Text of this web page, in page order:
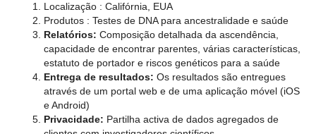
Localização : Califórnia, EUA
Produtos : Testes de DNA para ancestralidade e saúde
Relatórios: Composição detalhada da ascendência,
capacidade de encontrar parentes, várias características,
estatuto de portador e riscos genéticos para a saúde
Entrega de resultados: Os resultados são entregues
através de um portal web e de uma aplicação móvel (iOS
e Android)
Privacidade: Partilha activa de dados agregados de